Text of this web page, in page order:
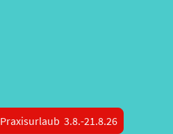
Praxisurlaub 3.8.-21.8.26